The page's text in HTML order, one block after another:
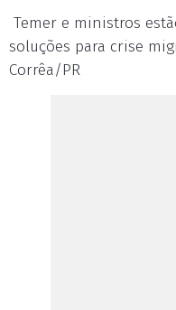
Temer e ministros
soluções para crise
Corrêa/PR